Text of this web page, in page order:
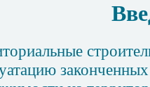
законченных